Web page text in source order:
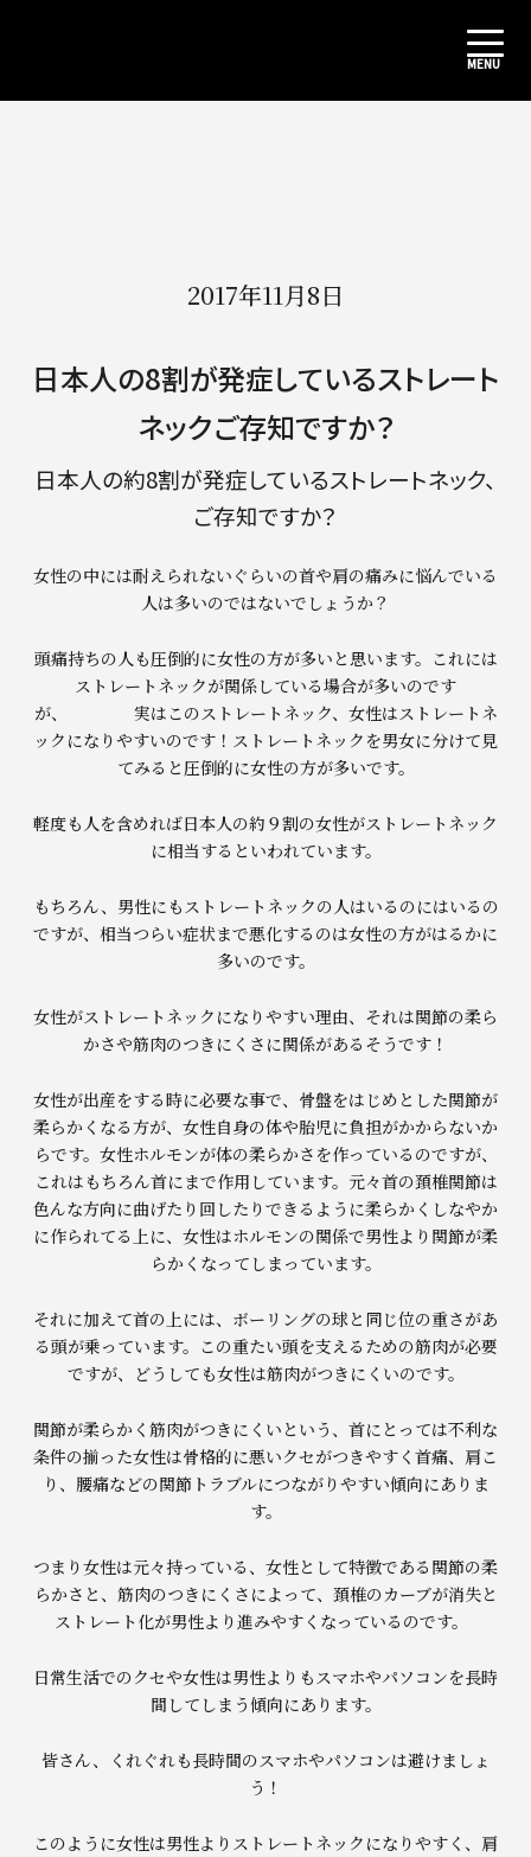
2017年11月8日
日本人の8割が発症しているストレート
ネックご存知ですか？
日本人の約8割が発症しているストレートネック、
ご存知ですか？
女性の中には耐えられないぐらいの首や肩の痛みに悩んでいる
人は多いのではないでしょうか？
頭痛持ちの人も圧倒的に女性の方が多いと思います。これには
ストレートネックが関係している場合が多いのです
が、 実はこのストレートネック、女性はストレートネ
ックになりやすいのです！ストレートネックを男女に分けて見
てみると圧倒的に女性の方が多いです。
軽度も人を含めれば日本人の約９割の女性がストレートネック
に相当するといわれています。
もちろん、男性にもストレートネックの人はいるのにはいるの
ですが、相当つらい症状まで悪化するのは女性の方がはるかに
多いのです。
女性がストレートネックになりやすい理由、それは関節の柔ら
かさや筋肉のつきにくさに関係があるそうです！
女性が出産をする時に必要な事で、骨盤をはじめとした関節が
柔らかくなる方が、女性自身の体や胎児に負担がかからないか
らです。女性ホルモンが体の柔らかさを作っているのですが、
これはもちろん首にまで作用しています。元々首の頚椎関節は
色んな方向に曲げたり回したりできるように柔らかくしなやか
に作られてる上に、女性はホルモンの関係で男性より関節が柔
らかくなってしまっています。
それに加えて首の上には、ボーリングの球と同じ位の重さがあ
る頭が乗っています。この重たい頭を支えるための筋肉が必要
ですが、どうしても女性は筋肉がつきにくいのです。
関節が柔らかく筋肉がつきにくいという、首にとっては不利な
条件の揃った女性は骨格的に悪いクセがつきやすく首痛、肩こ
り、腰痛などの関節トラブルにつながりやすい傾向にありま
す。
つまり女性は元々持っている、女性として特徴である関節の柔
らかさと、筋肉のつきにくさによって、頚椎のカーブが消失と
ストレート化が男性より進みやすくなっているのです。
日常生活でのクセや女性は男性よりもスマホやパソコンを長時
間してしまう傾向にあります。
皆さん、くれぐれも長時間のスマホやパソコンは避けましょ
う！
このように女性は男性よりストレートネックになりやすく、肩